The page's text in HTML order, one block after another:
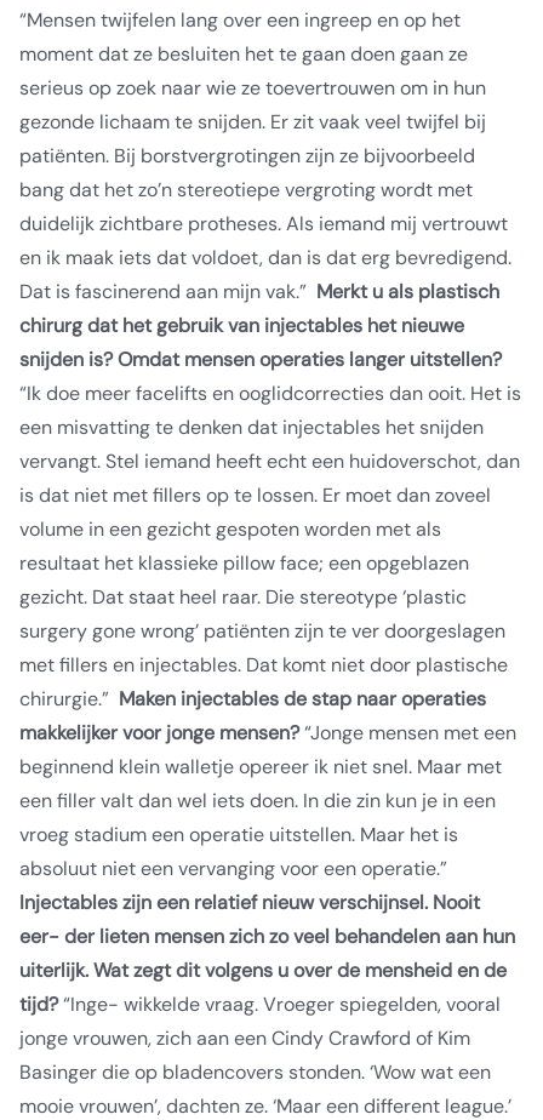
“Mensen twijfelen lang over een ingreep en op het
moment dat ze besluiten het te gaan doen gaan ze
serieus op zoek naar wie ze toevertrouwen om in hun
gezonde lichaam te snijden. Er zit vaak veel twijfel bij
patiënten. Bij borstvergrotingen zijn ze bijvoorbeeld
bang dat het zo’n stereotiepe vergroting wordt met
duidelijk zichtbare protheses. Als iemand mij vertrouwt
en ik maak iets dat voldoet, dan is dat erg bevredigend.
Dat is fascinerend aan mijn vak.” Merkt u als plastisch
chirurg dat het gebruik van injectables het nieuwe
snijden is? Omdat mensen operaties langer uitstellen?
“Ik doe meer facelifts en ooglidcorrecties dan ooit. Het is
een misvatting te denken dat injectables het snijden
vervangt. Stel iemand heeft echt een huidoverschot, dan
is dat niet met fillers op te lossen. Er moet dan zoveel
volume in een gezicht gespoten worden met als
resultaat het klassieke pillow face; een opgeblazen
gezicht. Dat staat heel raar. Die stereotype ‘plastic
surgery gone wrong’ patiënten zijn te ver doorgeslagen
met fillers en injectables. Dat komt niet door plastische
chirurgie.” Maken injectables de stap naar operaties
makkelijker voor jonge mensen?“Jonge mensen met een
beginnend klein walletje opereer ik niet snel. Maar met
een filler valt dan wel iets doen. In die zin kun je in een
vroeg stadium een operatie uitstellen. Maar het is
absoluut niet een vervanging voor een operatie.”
Injectables zijn een relatief nieuw verschijnsel. Nooit
eer- der lieten mensen zich zo veel behandelen aan hun
uiterlijk. Wat zegt dit volgens u over de mensheid en de
tijd?“Inge- wikkelde vraag. Vroeger spiegelden, vooral
jonge vrouwen, zich aan een Cindy Crawford of Kim
Basinger die op bladencovers stonden. ‘Wow wat een
mooie vrouwen’, dachten ze. ‘Maar een different league.’